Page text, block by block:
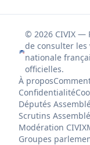
© 2026 CIVIX —
de consulter les
nationale
officielles.
À propos
Confidentialité
Députés
Scrutins
Modération CIVIX
Groupes